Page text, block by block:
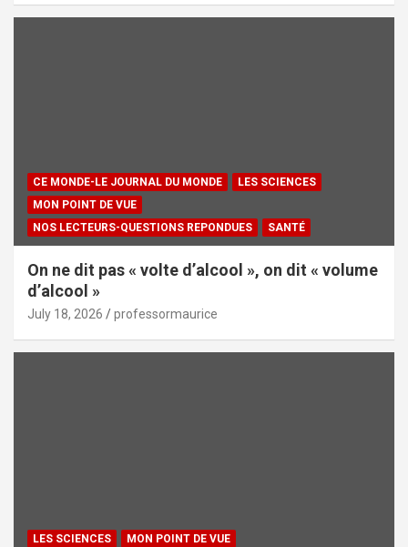
CE MONDE-LE JOURNAL DU MONDE
LES SCIENCES
MON POINT DE VUE
NOS LECTEURS-QUESTIONS REPONDUES
SANTÉ
On ne dit pas « volte d’alcool », on dit « volume
d’alcool »
July 18, 2026 professormaurice
LES SCIENCES
MON POINT DE VUE